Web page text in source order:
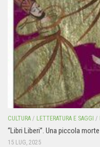
CULTURA / LETTERATURA E SAGGI /
“Libri Liberi”. Una piccola morte
15 LUG, 2025